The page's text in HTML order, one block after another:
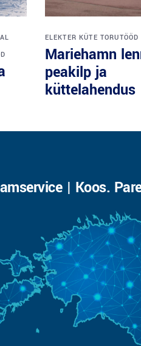
ELEKTER KÜTE TORUTÖÖD
Mariehamn
peakilp ja
küttelahendus
| Koos.